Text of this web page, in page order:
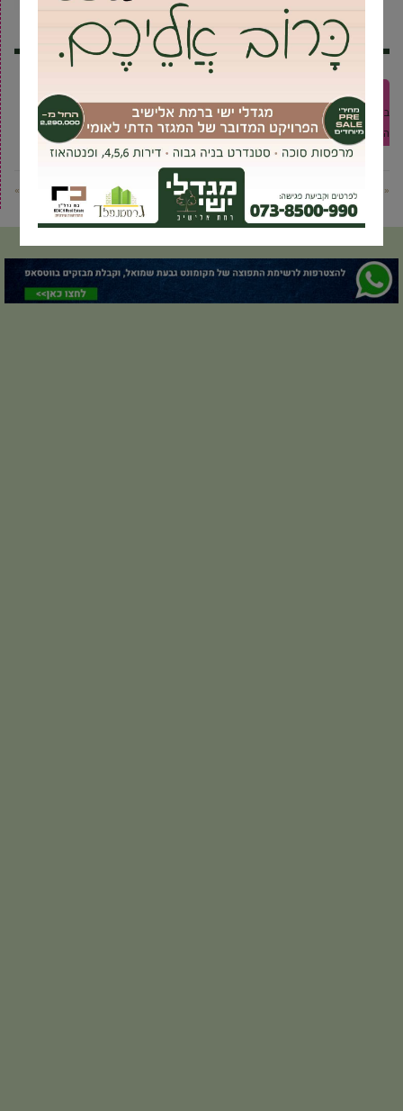
הובלות
בת"א
הובלות יולי אוגוסט הובלת משרדים לעבור דירה
מחירון
הובלות
קרטונים להובלה
« פוסט קודם פוסט הבא »